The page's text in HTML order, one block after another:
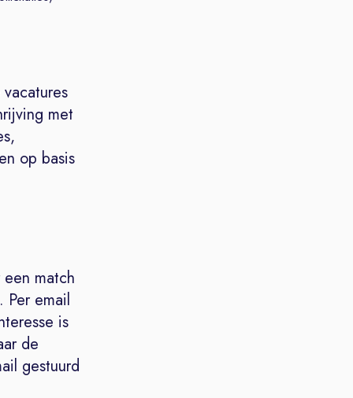
met
op basis
match
Per email
is
de
gestuurd